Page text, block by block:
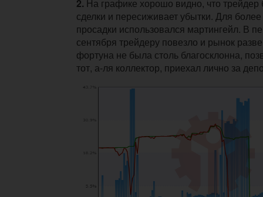
2. На графике хорошо видно, что трейдер
сделки и пересиживает убытки. Для
просадки использовался мартингейл. В
сентября трейдеру повезло и рынок
фортуна не была столь благосклонна,
тот, а-ля коллектор, приехал лично за